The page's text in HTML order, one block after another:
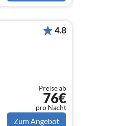
4.8
Preise ab
76€
pro Nacht
Zum Angebot